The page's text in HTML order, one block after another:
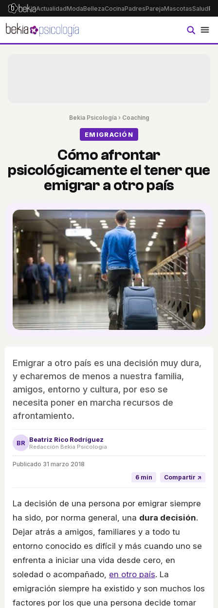
ActualidadModaBellezaCocinaPadresParejaMascotasSalud
Bekia Psicología› Coaching
EMIGRACIÓN
Cómo afrontar
psicológicamente el tener que
emigrar a otro país
Emigrar a otro país es una decisión muy dura,
y echaremos de menos a nuestra familia,
amigos, entorno y cultura, por eso se
necesita poner en marcha recursos de
afrontamiento.
BR Beatriz Rico Rodríguez
Redacción Bekia Psicología
Publicado 31 marzo 2018
6 min
Compartir ↗
La decisión de una persona por emigrar siempre
ha sido, por norma general, una dura decisión.
Dejar atrás a amigos, familiares y a todo tu
entorno conocido es difícil y más cuando uno se
enfrenta a iniciar una vida desde cero, en
soledad o acompañado, en otro país. La
emigración siempre ha existido y son muchos los
factores por los que una persona decide tomar